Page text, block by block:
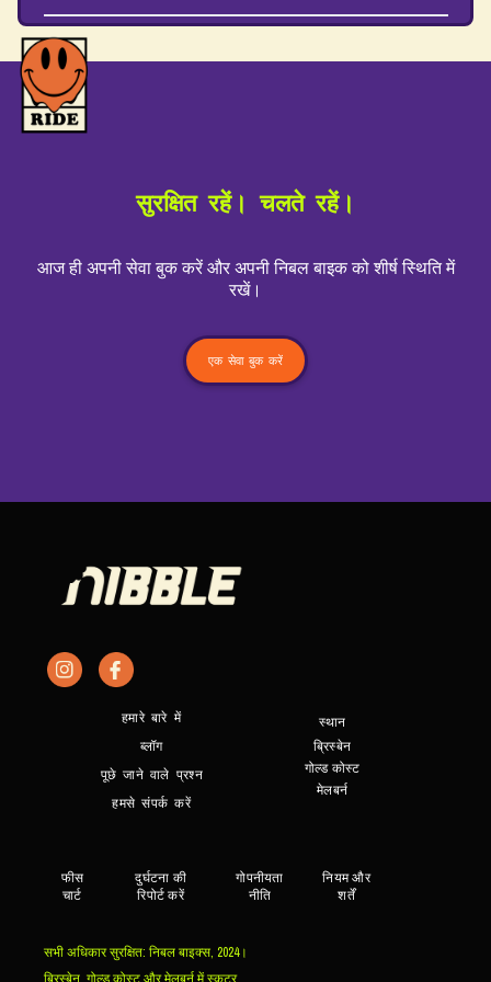
हां — अपनी सीट के नीचे स्टिकर की जांच करें, और हम आपको
शेड्यूल पर बने रहने में मदद करने के लिए रिमाइंडर भी भेजेंगे।
सुरक्षित रहें। चलते रहें।
आज ही अपनी सेवा बुक करें और अपनी निबल बाइक को शीर्ष स्थिति में
रखें।
एक सेवा बुक करें
हमारे बारे में
ब्लॉग
पूछे जाने वाले प्रश्न
हमसे संपर्क करें
स्थान
ब्रिस्बेन
गोल्ड कोस्ट
मेलबर्न
फीस
चार्ट
दुर्घटना की
रिपोर्ट करें
गोपनीयता
नीति
नियम और
शर्तें
सभी अधिकार सुरक्षित: निबल बाइक्स, 2024।
ब्रिस्बेन, गोल्ड कोस्ट और मेलबर्न में स्कूटर